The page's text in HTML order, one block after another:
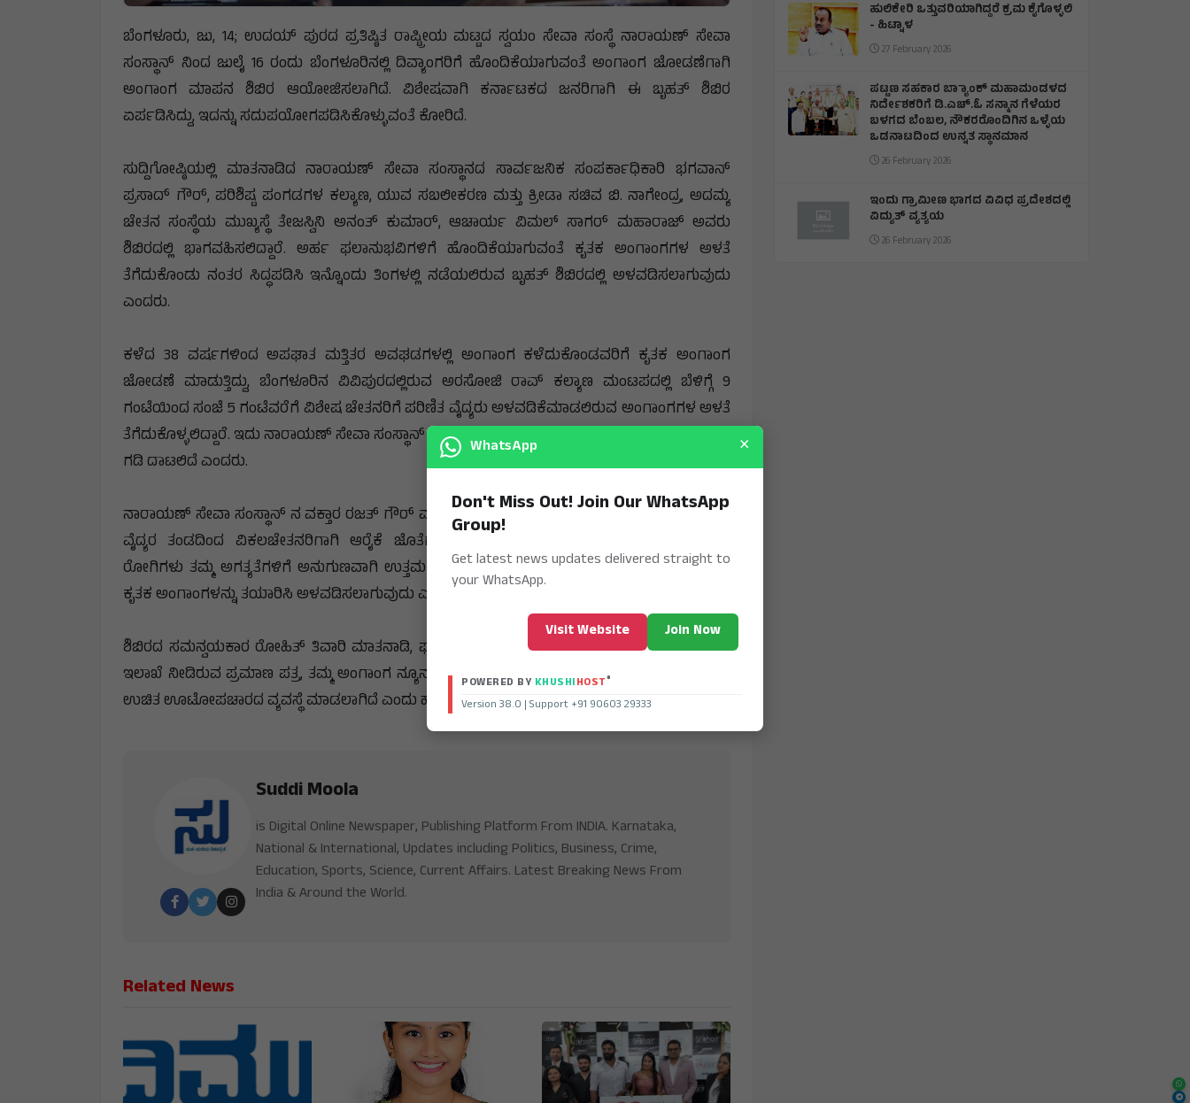
ಬೆಂಗಳೂರು, ಜು, 14; ಉದಯ್‌ ಪುರದ ಪ್ರತಿಷ್ಠಿತ ರಾಷ್ಟ್ರೀಯ ಮಟ್ಟದ ಸ್ವಯಂ ಸೇವಾ ಸಂಸ್ಥೆ ನಾರಾಯಣ್‌ ಸೇವಾ
ಸಂಸ್ಥಾನ್‌ ನಿಂದ ಜುಲೈ 16 ರಂದು ಬೆಂಗಳೂರಿನಲ್ಲಿ ದಿವ್ಯಾಂಗರಿಗೆ ಹೊಂದಿಕೆಯಾಗುವಂತೆ ಅಂಗಾಂಗ ಜೋಡಣೆಗಾಗಿ
ಅಂಗಾಂಗ ಮಾಪನ ಶಿಬಿರ ಆಯೋಜಿಸಲಾಗಿದೆ. ವಿಶೇಷವಾಗಿ ಕರ್ನಾಟಕದ ಜನರಿಗಾಗಿ ಈ ಬೃಹತ್‌ ಶಿಬಿರ
ಏರ್ಪಡಿಸಿದ್ದು, ಇದನ್ನು ಸದುಪಯೋಗಪಡಿಸಿಕೊಳ್ಳುವಂತೆ ಕೋರಿದೆ.
ಸುದ್ದಿಗೋಷ್ಠಿಯಲ್ಲಿ ಮಾತನಾಡಿದ ನಾರಾಯಣ್‌ ಸೇವಾ ಸಂಸ್ಥಾನದ ಸಾರ್ವಜನಿಕ ಸಂಪರ್ಕಾಧಿಕಾರಿ ಭಗವಾನ್‌
ಪ್ರಸಾದ್‌ ಗೌರ್‌, ಪರಿಶಿಷ್ಟ ಪಂಗಡಗಳ ಕಲ್ಯಾಣ, ಯುವ ಸಬಲೀಕರಣ ಮತ್ತು ಕ್ರೀಡಾ ಸಚಿವ ಬಿ. ನಾಗೇಂದ್ರ, ಅದಮ್ಯ
ಚೇತನ ಸಂಸ್ಥೆಯ ಮುಖ್ಯಸ್ಥೆ ತೇಜಸ್ವಿನಿ ಅನಂತ್ ಕುಮಾರ್, ಆಚಾರ್ಯ ವಿಮಲ್ ಸಾಗರ್ ಮಹಾರಾಜ್ ಅವರು
ಶಿಬಿರದಲ್ಲಿ ಭಾಗವಹಿಸಲಿದ್ದಾರೆ. ಅರ್ಹ ಫಲಾನುಭವಿಗಳಿಗೆ ಹೊಂದಿಕೆಯಾಗುವಂತೆ ಕೃತಕ ಅಂಗಾಂಗಗಳ ಅಳತೆ
ತೆಗೆದುಕೊಂಡು ನಂತರ ಸಿದ್ಧಪಡಿಸಿ ಇನ್ನೊಂದು ತಿಂಗಳಲ್ಲಿ ನಡೆಯಲಿರುವ ಬೃಹತ್‌ ಶಿಬಿರದಲ್ಲಿ ಅಳವಡಿಸಲಾಗುವುದು
ಎಂದರು.
ಕಳೆದ 38 ವರ್ಷಗಳಿಂದ ಅಪಘಾತ ಮತ್ತಿತರ ಅವಘಡಗಳಲ್ಲಿ ಅಂಗಾಂಗ ಕಳೆದುಕೊಂಡವರಿಗೆ ಕೃತಕ ಅಂಗಾಂಗ
ಜೋಡಣೆ ಮಾಡುತ್ತಿದ್ದು, ಬೆಂಗಳೂರಿನ ವಿವಿಪುರದಲ್ಲಿರುವ ಅರಸೋಜಿ ರಾವ್‌ ಕಲ್ಯಾಣ ಮಂಟಪದಲ್ಲಿ ಬೆಳಿಗ್ಗೆ 9
ಗಂಟೆಯಿಂದ ಸಂಜೆ 5 ಗಂಟೆವರೆಗೆ ವಿಶೇಷ ಚೇತನರಿಗೆ ಪರಿಣಿತ ವೈದ್ಯರು ಅಳವಡಿಕೆಮಾಡಲಿರುವ ಅಂಗಾಂಗಗಳ ಅಳತೆ
ತೆಗೆದುಕೊಳ್ಳಲಿದ್ದಾರೆ. ಇದು ನಾರಾಯಣ್‌ ಸೇವಾ ಸಂಸ್ಥಾನ್‌ ನ 988 ನೇ ಶಿಬಿರವಾಗಿದ್ದು, ಶೀಘ್ರದಲ್ಲೇ ಈ ಸಂಖ್ಯೆ ಸಾವಿರದ
ಗಡಿ ದಾಟಲಿದೆ ಎಂದರು.
ನಾರಾಯಣ್‌ ಸೇವಾ ಸಂಸ್ಥಾನ್‌ ನ ವಕ್ತಾರ ರಜತ್‌ ಗೌರ್‌ ಮಾತನಾಡಿ, ಸಂಸ್ಥೆಯ ಅನುಭವಿ ಮೂಳೆ ತಜ್ಞರು, ಪ್ರಾಸ್ತೆಟಿಕ್
ವೈದ್ಯರ ತಂಡದಿಂದ ವಿಕಲಚೇತನರಿಗಾಗಿ ಆರೈಕೆ ಜೊತೆಗೆ ಅಂಗಾಂಗ ಅಳವಡಿಸಲು ನೆರವು ನೀಡಲಾಗುವುದು.
ರೋಗಿಗಳು ತಮ್ಮ ಅಗತ್ಯತೆಗಳಿಗೆ ಅನುಗುಣವಾಗಿ ಉತ್ತಮ ಗುಣಮಟ್ಟದ ಹಗುರ ಮತ್ತು ದೀರ್ಘಕಾಲ ಬಾಳಿಕೆ ಬರುವ
ಕೃತಕ ಅಂಗಾಂಗಳನ್ನು ತಯಾರಿಸಿ ಅಳವಡಿಸಲಾಗುವುದು ಎಂದರು.
ಶಿಬಿರದ ಸಮನ್ವಯಕಾರ ರೋಹಿತ್‌ ತಿವಾರಿ ಮಾತನಾಡಿ, ಫಲಾನುಭವಿಗಳು ಶಿಬಿರಕ್ಕೆ ಆಧಾರ್‌ ಕಾರ್ಡ್‌, ವಿಕಲಚೇತನ
ಇಲಾಖೆ ನೀಡಿರುವ ಪ್ರಮಾಣ ಪತ್ರ, ತಮ್ಮ ಅಂಗಾಂಗ ನ್ಯೂನತೆ ಪ್ರತಿಬಿಂಬಿಸುವ ಎರಡು ಭಾವಚಿತ್ರ ತರಬೇಕು. ಶಿಬಿರದಲ್ಲಿ
ಉಚಿತ ಊಟೋಪಚಾರದ ವ್ಯವಸ್ಥೆ ಮಾಡಲಾಗಿದೆ ಎಂದು ಹೇಳಿದರು.
Suddi Moola
is Digital Online Newspaper, Publishing Platform From INDIA. Karnataka,
National & International, Updates including Politics, Business, Crime,
Education, Sports, Science, Current Affairs. Latest Breaking News From
India & Around the World.
Related News
ಹುಲಿಕೇರಿ ಒತ್ತುವರಿಯಾಗಿದ್ದರೆ ಕ್ರಮ ಕೈಗೊಳ್ಳಲಿ
- ಹಿಟ್ನಾಳ
27 February 2026
ಪಟ್ಟಣ ಸಹಕಾರ ಬ್ಯಾಾಂಕ್ ಮಹಾಮಂಡಳದ
ನಿರ್ದೇಶಕರಿಗೆ ಡಿ.ಎಚ್.ಓ ಸನ್ಮಾನ ಗೆಳೆಯರ
ಬಳಗದ ಬೆಂಬಲ, ನೌಕರರೊಂದಿಗಿನ ಒಳ್ಳೆಯ
ಒಡನಾಟದಿಂದ ಉನ್ನತ ಸ್ಥಾನಮಾನ
26 February 2026
ಇಂದು ಗ್ರಾಮೀಣ ಭಾಗದ ವಿವಿಧ ಪ್ರದೇಶದಲ್ಲಿ
ವಿದ್ಯುತ್ ವ್ಯತ್ಯಯ
26 February 2026
WhatsApp ×
Don't Miss Out! Join Our WhatsApp
Group!
Get latest news updates delivered straight to
your WhatsApp.
Visit Website Join Now
POWERED BY KHUSHIHOST®
Version 38.0 | Support +91 90603 29333